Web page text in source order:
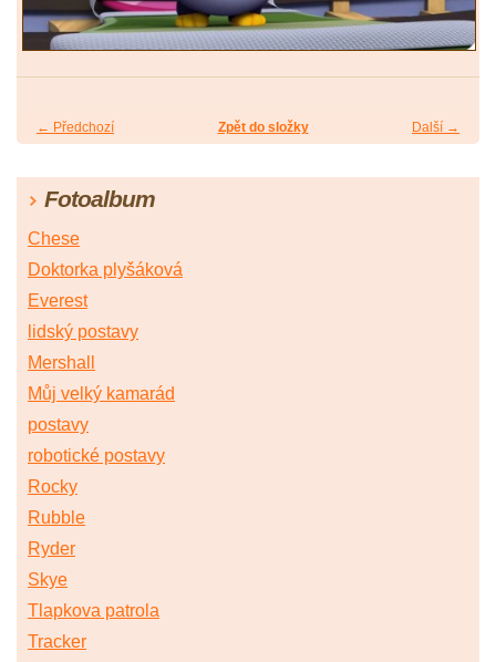
← Předchozí Další →
Zpět do složky
Fotoalbum
Chese
Doktorka plyšáková
Everest
lidský postavy
Mershall
Můj velký kamarád
postavy
robotické postavy
Rocky
Rubble
Ryder
Skye
Tlapkova patrola
Tracker